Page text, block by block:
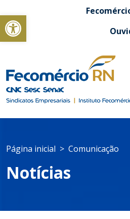
Abrir a barra de ferramentas
Página inicial Comunicação
Notícias